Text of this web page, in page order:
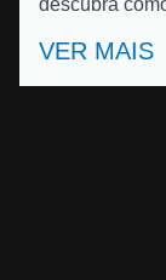
descubra
VER MAIS